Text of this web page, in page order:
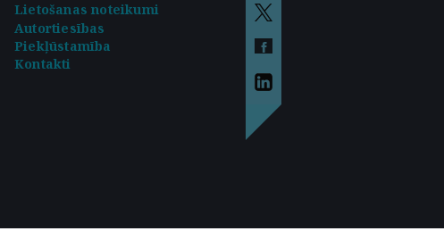
Lietošanas noteikumi
Autortiesības
Piekļūstamība
Kontakti